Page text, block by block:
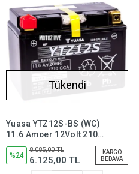
Tükendi
Yuasa YTZ12S-BS (WC)
11.6 Amper 12Volt 210
CCA Motosiklet Aküsü
Bakım Gerektirmez,
YTZ12SBS
%24
8.085,00 TL
6.125,00 TL
KARGO
BEDAVA